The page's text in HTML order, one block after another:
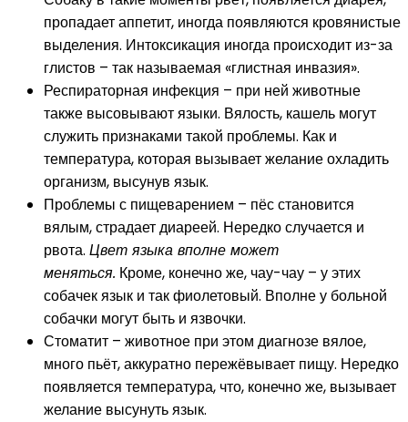
пропадает аппетит, иногда появляются кровянистые
выделения. Интоксикация иногда происходит из-за
глистов – так называемая «глистная инвазия».
Респираторная инфекция – при ней животные
также высовывают языки. Вялость, кашель могут
служить признаками такой проблемы. Как и
температура, которая вызывает желание охладить
организм, высунув язык.
Проблемы с пищеварением – пёс становится
вялым, страдает диареей. Нередко случается и
рвота. Цвет языка вполне может
меняться. Кроме, конечно же, чау-чау – у этих
собачек язык и так фиолетовый. Вполне у больной
собачки могут быть и язвочки.
Стоматит – животное при этом диагнозе вялое,
много пьёт, аккуратно пережёвывает пищу. Нередко
появляется температура, что, конечно же, вызывает
желание высунуть язык.